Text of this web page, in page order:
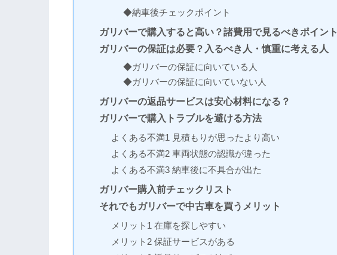
◆納車後チェックポイント
ガリバーで購入すると高い？諸費用で見るべきポイント
ガリバーの保証は必要？入るべき人・慎重に考える人
◆ガリバーの保証に向いている人
◆ガリバーの保証に向いていない人
ガリバーの返品サービスは安心材料になる？
ガリバーで購入トラブルを避ける方法
よくある不満1 見積もりが思ったより高い
よくある不満2 車両状態の認識が違った
よくある不満3 納車後に不具合が出た
ガリバー購入前チェックリスト
それでもガリバーで中古車を買うメリット
メリット1 在庫を探しやすい
メリット2 保証サービスがある